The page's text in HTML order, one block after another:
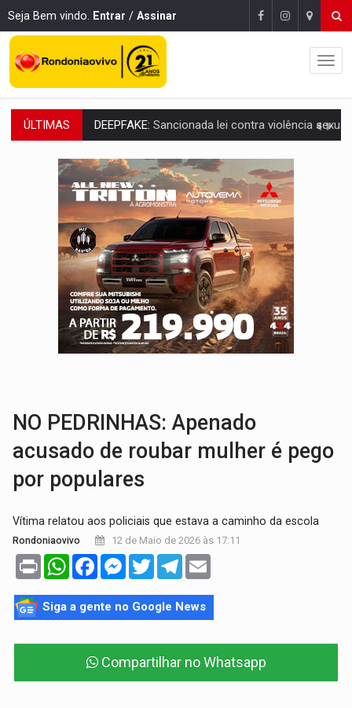
Seja Bem vindo. Entrar / Assinar
ÚLTIMAS COLEGIADO:Brasil e Rússia discutem energia nuclear, defesa e
URGENTE:Colisão entre caminhão e carro deixa quatro mortos e um em
ENCONTRO:Amazônia Negra ganha projeção nacional com participação de
PREVISÃO:Porto Velho tem chances de chuvas isoladas nesta
SINDICATOS UNIDOS:Assembleia Geral delibera greve da educação
PROCESSO SELETIVO:Rondoniaovivo abre oficina de Comunicação com
AGOSTO LILÁS:MPRO lança de portal e promove reflexão sobre trajetória da
REGULARIZAÇÃO:Refis 2026 segue até o fim do ano para
NO PEDRINHAS: Apenado
acusado de roubar mulher é pego
por populares
Vítima relatou aos policiais que estava a caminho da escola
Rondoniaovivo 12 de Maio de 2026 às 17:11
Print WhatsAppFacebookMessenger
TwitterTelegram
Siga a gente no Google News
Compartilhar no Whatsapp